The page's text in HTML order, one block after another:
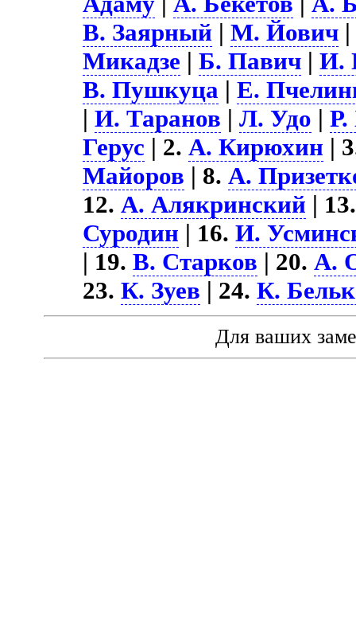
В. Заярный |М. Йович
Микадзе |Б. Павич |И.
В. Пушкуца |Е.
|И. Таранов |Л. Удо |Р.
Герус | 2.А. Кирюхин |
Майоров | 8.А.
12.А. Алякринский |
Суродин | 16.И.
| 19.В. Старков | 20.А.
23.К. Зуев | 24.К.
Для ваших